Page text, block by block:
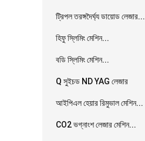
ট্রিপল তরঙ্গদৈর্ঘ্য ডায়োড লেজার...
হিফু স্লিমিং মেশিন...
বডি স্লিমিং মেশিন...
Q সুইচড ND YAG লেজার
আইপিএল হেয়ার রিমুভাল মেশিন...
CO2 ভগ্নাংশ লেজার মেশিন...